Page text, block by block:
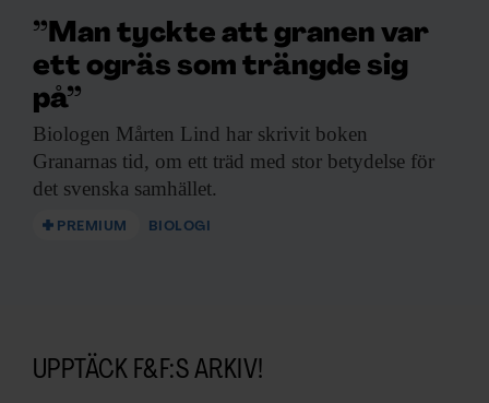
”Man tyckte att granen var
ett ogräs som trängde sig
på”
Biologen Mårten Lind har skrivit boken
Granarnas tid, om ett träd med stor betydelse för
det svenska samhället.
PREMIUM BIOLOGI
UPPTÄCK F&F:S ARKIV!